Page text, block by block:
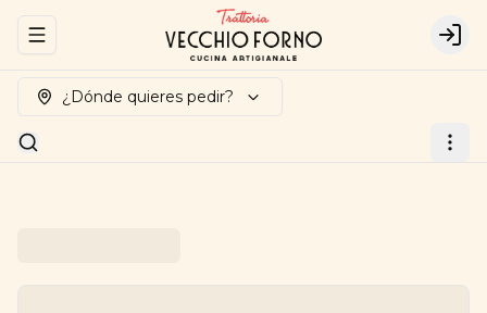
Abrir menu de navegación
¿Dónde quieres pedir?